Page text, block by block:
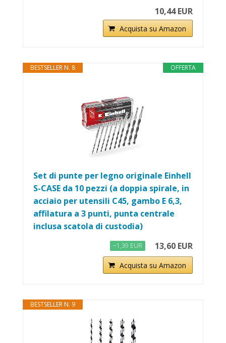
10,44 EUR
Acquista su Amazon
OFFERTA
BESTSELLER N. 8
Set di punte per legno originale Einhell
S-CASE da 10 pezzi (a doppia spirale, in
acciaio per utensili C45, gambo E 6,3,
affilatura a 3 punti, punta centrale
inclusa scatola di custodia)
−1,39 EUR 13,60 EUR
Acquista su Amazon
BESTSELLER N. 9